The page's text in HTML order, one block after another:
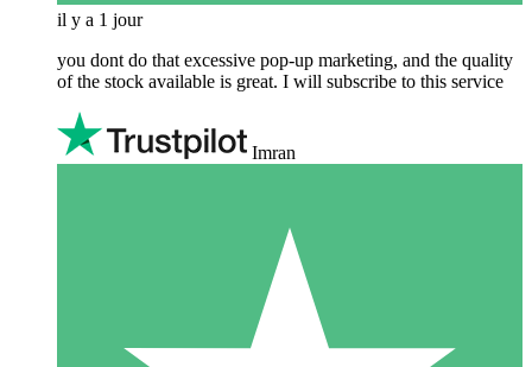
il y a 1 jour
you dont do that excessive pop-up marketing, and the quality
of the stock available is great. I will subscribe to this service
Imran